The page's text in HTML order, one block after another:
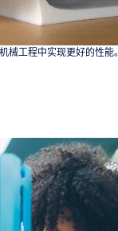
械工程中实现更好的性能。